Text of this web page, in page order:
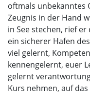
oftmals unbekanntes
Zeugnis in der Hand
in See stechen, rief er
ein sicherer Hafen
viel gelernt,
kennengelernt, euer
gelernt
Kurs nehmen, auf